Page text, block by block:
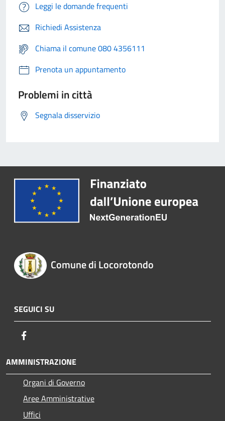
Leggi le domande frequenti
Richiedi Assistenza
Chiama il comune 080 4356111
Prenota un appuntamento
Problemi in città
Segnala disservizio
Comune di Locorotondo
SEGUICI SU
AMMINISTRAZIONE
Organi di Governo
Aree Amministrative
Uffici